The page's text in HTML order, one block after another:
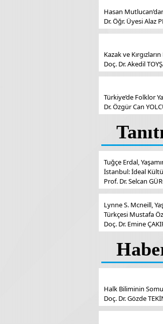
Hasan
Dr. Öğr. Üyesi Alaz
Kazak ve
Doç. Dr. Akedil
Türkiye’de Folklor
Dr. Özgür Can
Tuğçe Erdal,
İstanbul: İdeal Kültür
Prof. Dr. Selcan
Lynne S. Mcneill,
Türkçesi Mustafa
Doç. Dr. Emine
Halk Biliminin
Doç. Dr. Gözde